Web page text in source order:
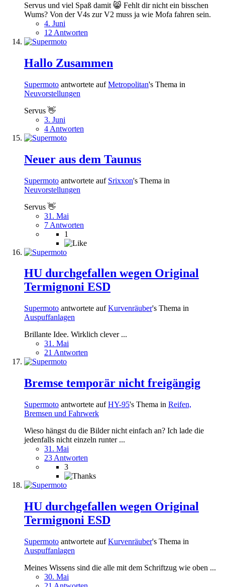
Servus und viel Spaß damit 😸 Fehlt dir nicht ein bisschen
Wums? Von der V4s zur V2 muss ja wie Mofa fahren sein.
4. Juni
12 Antworten
Hallo Zusammen
Supermoto antwortete aufMetropolitan's Thema in
Neuvorstellungen
Servus 👋
3. Juni
4 Antworten
Neuer aus dem Taunus
Supermoto antwortete auf Srixxon's Thema in
Neuvorstellungen
Servus 👋
31. Mai
7 Antworten
1
HU durchgefallen wegen Original
Termignoni ESD
Supermoto antwortete aufKurvenräuber's Thema in
Auspuffanlagen
Brillante Idee. Wirklich clever ...
31. Mai
21 Antworten
Bremse temporär nicht freigängig
Supermoto antwortete aufHY-95's Thema in Reifen,
Bremsen und Fahrwerk
Wieso hängst du die Bilder nicht einfach an? Ich lade die
jedenfalls nicht einzeln runter ...
31. Mai
23 Antworten
3
HU durchgefallen wegen Original
Termignoni ESD
Supermoto antwortete aufKurvenräuber's Thema in
Auspuffanlagen
Meines Wissens sind die alle mit dem Schriftzug wie oben ...
30. Mai